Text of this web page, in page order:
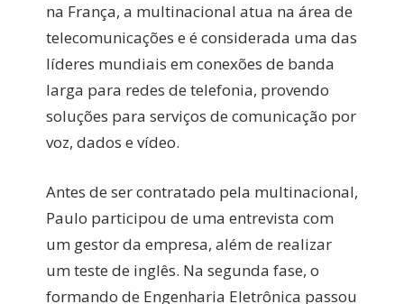
na França, a multinacional atua na área de
telecomunicações e é considerada uma das
líderes mundiais em conexões de banda
larga para redes de telefonia, provendo
soluções para serviços de comunicação por
voz, dados e vídeo.
Antes de ser contratado pela multinacional,
Paulo participou de uma entrevista com
um gestor da empresa, além de realizar
um teste de inglês. Na segunda fase, o
formando de Engenharia Eletrônica passou